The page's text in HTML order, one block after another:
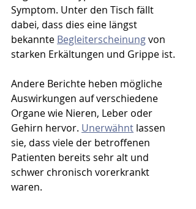
Symptom. Unter den Tisch fällt
dabei, dass dies eine längst
bekannte Begleiterscheinung von
starken Erkältungen und Grippe ist.
Andere Berichte heben mögliche
Auswirkungen auf verschiedene
Organe wie Nieren, Leber oder
Gehirn hervor. Unerwähnt lassen
sie, dass viele der betroffenen
Patienten bereits sehr alt und
schwer chronisch vorerkrankt
waren.